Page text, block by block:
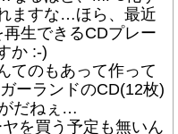
ますな…ほら、最近
生できるCDプレー
か :-)
てのもあって作って
ーランドのCD(12枚)
だねぇ…
を買う予定も無いん